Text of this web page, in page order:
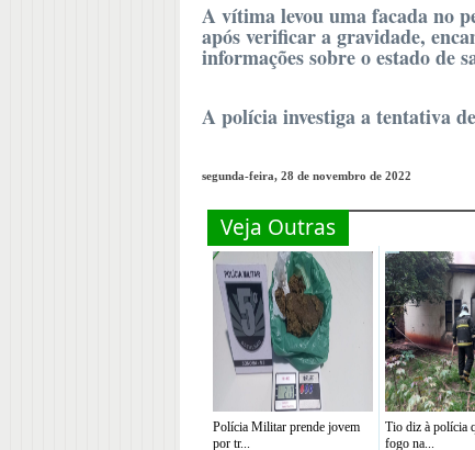
A vítima levou uma facada no
após verificar a gravidade,
informações sobre o estado de
A polícia investiga a tentativa
segunda-feira, 28 de novembro de 2022
Veja Outras
Polícia Militar prende jovem
por tr...
Tio diz à polícia
fogo na...